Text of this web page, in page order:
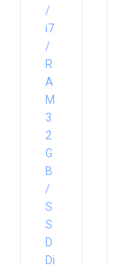
/
i7
/
R
A
M
3
2
G
B
/
S
S
D
Di